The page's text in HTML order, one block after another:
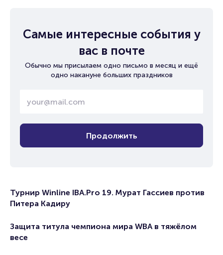
Самые интересные события у
вас в почте
Обычно мы присылаем одно письмо в месяц и ещё
одно накануне больших праздников
Продолжить
Турнир Winline IBA.Pro 19. Мурат Гассиев против
Питера Кадиру
Защита титула чемпиона мира WBA в тяжёлом
весе